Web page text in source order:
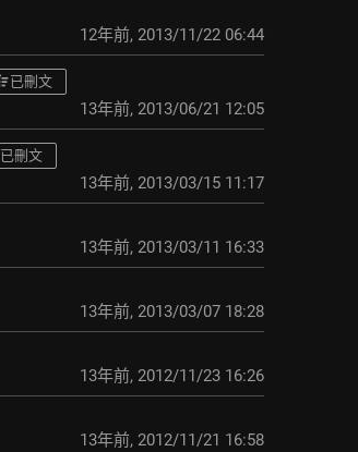
12年前, 2013/11/22 06:44
已刪文
13年前, 2013/06/21 12:05
已刪文
13年前, 2013/03/15 11:17
13年前, 2013/03/11 16:33
13年前, 2013/03/07 18:28
13年前, 2012/11/23 16:26
13年前, 2012/11/21 16:58